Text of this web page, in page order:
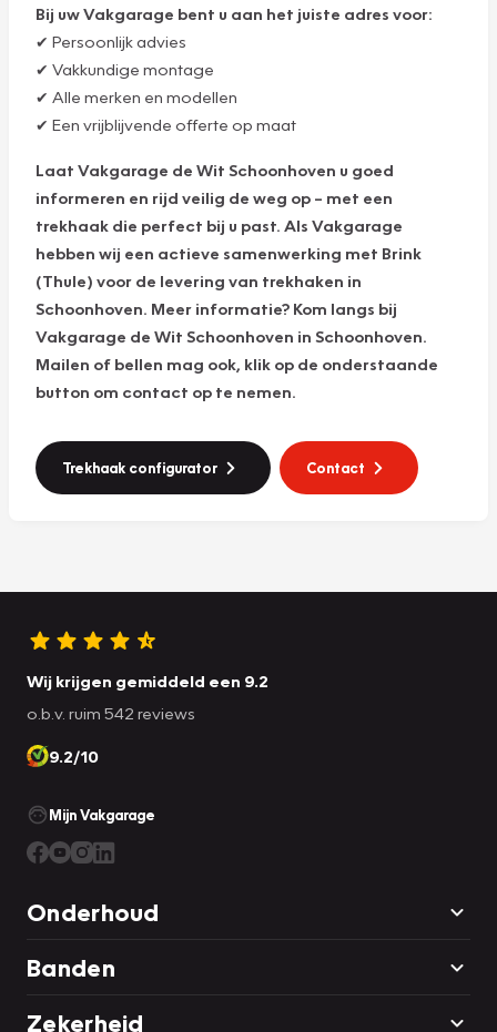
Bij uw Vakgarage bent u aan het juiste adres voor:
✔ Persoonlijk advies
✔ Vakkundige montage
✔ Alle merken en modellen
✔ Een vrijblijvende offerte op maat
Laat Vakgarage de Wit Schoonhoven u goed
informeren en rijd veilig de weg op – met een
trekhaak die perfect bij u past. Als Vakgarage
hebben wij een actieve samenwerking met Brink
(Thule) voor de levering van trekhaken in
Schoonhoven. Meer informatie? Kom langs bij
Vakgarage de Wit Schoonhoven in Schoonhoven.
Mailen of bellen mag ook, klik op de onderstaande
button om contact op te nemen.
Trekhaak configurator Contact
Wij krijgen gemiddeld een 9.2
o.b.v. ruim 542 reviews
9.2/10
Mijn Vakgarage
Onderhoud
Banden
Zekerheid